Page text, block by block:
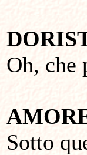
Oh, che
Sotto